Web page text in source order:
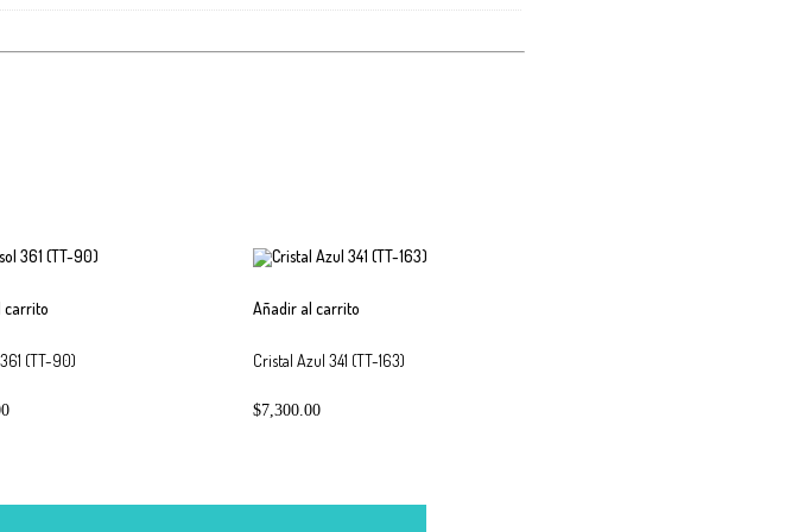
carrito
(TT-90)
Añadir al carrito
Cristal Azul 341 (TT-163)
$7,300.00